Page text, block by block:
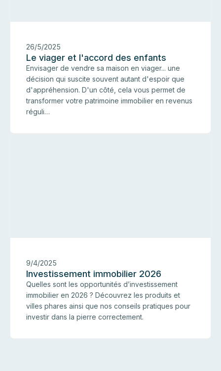
26/5/2025
Le viager et l'accord des enfants
Envisager de vendre sa maison en viager... une
décision qui suscite souvent autant d'espoir que
d'appréhension. D'un côté, cela vous permet de
transformer votre patrimoine immobilier en revenus
réguli…
9/4/2025
Investissement immobilier 2026
Quelles sont les opportunités d’investissement
immobilier en 2026 ? Découvrez les produits et
villes phares ainsi que nos conseils pratiques pour
investir dans la pierre correctement.